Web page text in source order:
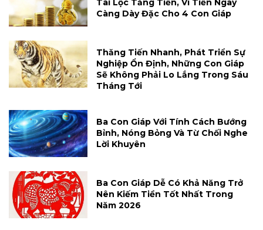
Càng Dày Đặc Cho 4 Con Giáp
Thăng Tiến Nhanh, Phát Triển Sự
Nghiệp Ổn Định, Những Con Giáp
Sẽ Không Phải Lo Lắng Trong Sáu
Tháng Tới
Ba Con Giáp Với Tính Cách Bướng
Bỉnh, Nóng Bỏng Và Từ Chối Nghe
Lời Khuyên
Ba Con Giáp Dễ Có Khả Năng Trở
Nên Kiếm Tiền Tốt Nhất Trong
Năm 2026